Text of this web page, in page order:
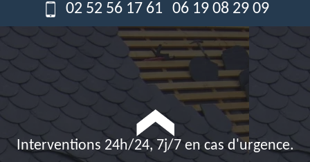
02 52 56 17 61 06 19 08 29 09
Interventions 24h/24, 7j/7 en cas d'urgence.